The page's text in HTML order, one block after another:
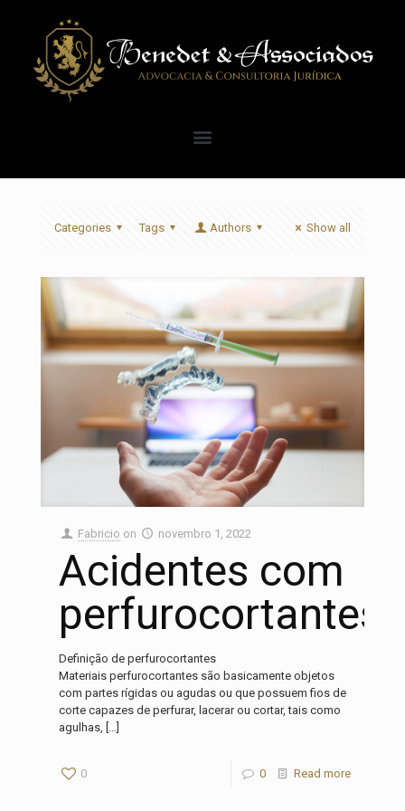
Categories Tags Authors Show all
Fabricio on novembro 1, 2022
Acidentes com
perfurocortantes
Definição de perfurocortantes
Materiais perfurocortantes são basicamente objetos
com partes rígidas ou agudas ou que possuem fios de
corte capazes de perfurar, lacerar ou cortar, tais como
agulhas, […]
0 0 Read more